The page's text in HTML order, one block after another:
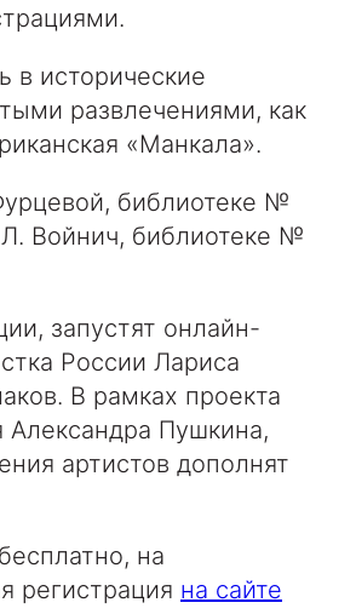
в исторические
развлечениями, как
«Манкала».
библиотеке №
Войнич, библиотеке №
запустят онлайн-
России Лариса
В рамках проекта
Пушкина,
артистов дополнят
на
регистрация на сайте